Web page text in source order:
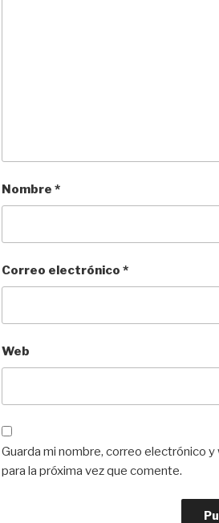
Nombre *
Correo electrónico *
Web
Guarda mi nombre, correo electrónico
para la próxima vez que comente.